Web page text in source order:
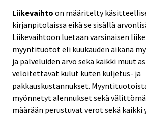
Liikevaihto on määritelty
kirjanpitolaissa eikä se sisällä
Liikevaihtoon luetaan varsinaisen
myyntituotot eli kuukauden aikana
ja palveluiden arvo sekä kaikki muut
veloitettavat kulut kuten kuljetus- ja
pakkauskustannukset.
myönnetyt alennukset sekä
määrään perustuvat verot sekä kaikki